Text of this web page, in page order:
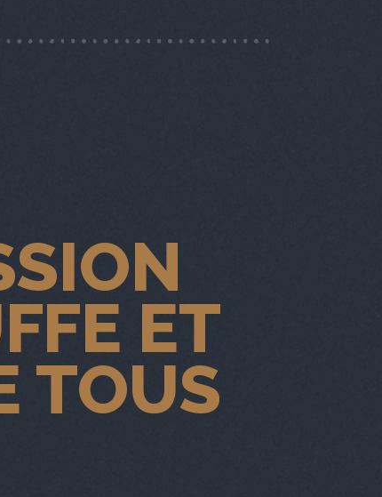
ET
TOUS